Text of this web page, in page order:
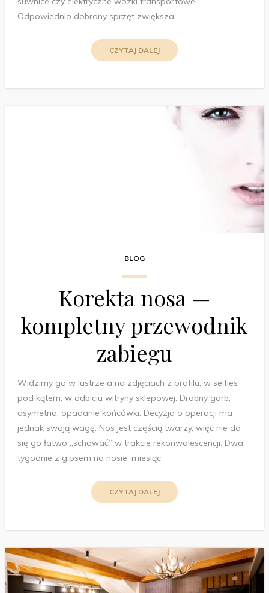
Odpowiednio dobrany sprzęt zwiększa
CZYTAJ DALEJ
BLOG
Korekta nosa —
kompletny przewodnik
zabiegu
Widzimy go w lustrze a na zdjęciach z profilu, w selfies
pod kątem, w odbiciu witryny sklepowej. Drobny garb,
asymetria, opadanie końcówki. Decyzja o operacji ma
jednak swoją wagę. Nos jest częścią twarzy, więc nie da
się go łatwo „schować” w trakcie rekonwalescencji. Dwa
tygodnie z gipsem na nosie, miesiąc
CZYTAJ DALEJ